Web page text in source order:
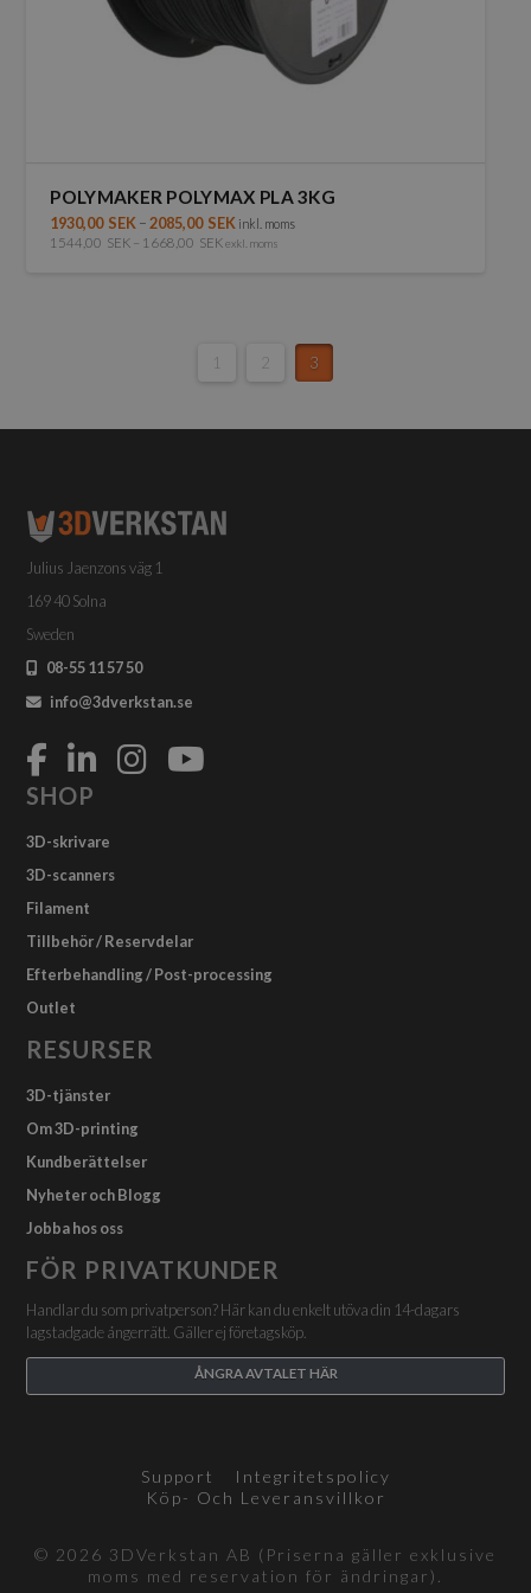
POLYMAKER POLYMAX PLA 3KG
1930,00 SEK –2085,00 SEK inkl. moms
1544,00 SEK – 1668,00 SEK exkl. moms
olika
väljas
på
produktsidan
1 2 3
Julius Jaenzons väg 1
169 40 Solna
Sweden
08-55 11 57 50
info@3dverkstan.se
SHOP
3D-skrivare
3D-scanners
Filament
Tillbehör / Reservdelar
Efterbehandling / Post-processing
Outlet
RESURSER
3D-tjänster
Om 3D-printing
Kundberättelser
Nyheter och Blogg
Jobba hos oss
FÖR PRIVATKUNDER
Handlar du som privatperson? Här kan du enkelt utöva din 14-dagars
lagstadgade ångerrätt. Gäller ej företagsköp.
ÅNGRA AVTALET HÄR
Support
Integritetspolicy
Köp- Och Leveransvillkor
© 2026 3DVerkstan AB (Priserna gäller exklusive
moms med reservation för ändringar).